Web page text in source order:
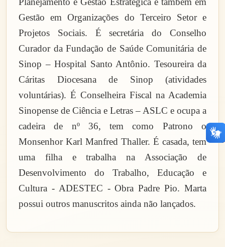
Gestão em Organizações do Terceiro Setor e
Projetos Sociais. É secretária do Conselho
Curador da Fundação de Saúde Comunitária de
Sinop – Hospital Santo Antônio. Tesoureira da
Cáritas Diocesana de Sinop (atividades
voluntárias). É Conselheira Fiscal na Academia
Sinopense de Ciência e Letras – ASLC e ocupa a
cadeira de nº 36, tem como Patrono o
Monsenhor Karl Manfred Thaller. É casada, tem
uma filha e trabalha na Associação de
Desenvolvimento do Trabalho, Educação e
Cultura - ADESTEC - Obra Padre Pio. Marta
possui outros manuscritos ainda não lançados.